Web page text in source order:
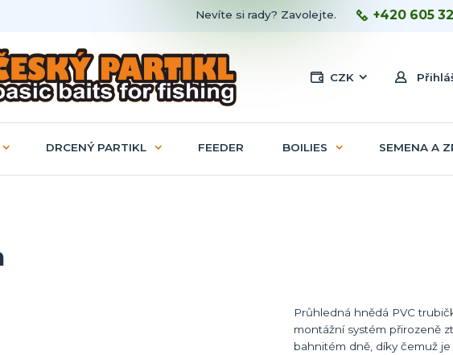
CZK
Nevíte si rady? Zavolejte. +420 605
DRCENÝ PARTIKL FEEDER BOILIES SEMENA A
Průhledná hnědá PVC
montážní systém přirozeně
bahnitém dně, díky čemuž